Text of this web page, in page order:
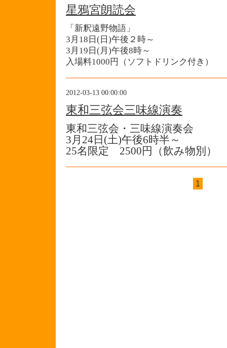
星鴉宮朗読会
「新釈遠野物語」
3月18日(日)午後２時～
3月19日(月)午後8時～
入場料1000円（ソフトドリンク付き）
2012-03-13 00:00:00
東和三弦会三味線演奏
東和三弦会・三味線演奏会
3月24日(土)午後6時半～
25名限定 2500円（飲み物別）
1